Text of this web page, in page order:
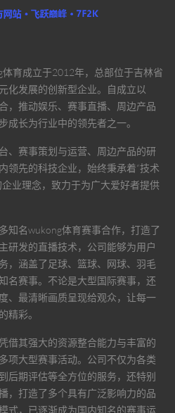
体育成立于2012年，总部位于吉林省
化发展的创新型企业。自成立以
，推动娱乐、赛事直播、周边产品
成长为行业中的领先者之一。
、赛事策划与运营、周边产品的研
领先的科技企业，始终秉承着“技术
业理念，致力于为广大爱好者提供
知名wukong体育赛事合作，打造了
研发的直播技术，公司能够为用户
，涵盖了足球、篮球、网球、羽毛
名赛事。不论是大型国际赛事，还
、最清晰画质呈现给观众，让每一
精彩。
借其强大的资源整合能力与丰富的
项大型赛事活动。公司不仅为各类
后期评估等全方位的服务，还特别
，打造了多个具有广泛影响力的品
式，已逐渐成为国内知名的赛事运